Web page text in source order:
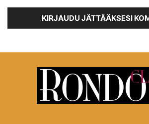
KIRJAUDU JÄTTÄÄKSESI